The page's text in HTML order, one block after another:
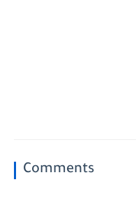
Comments